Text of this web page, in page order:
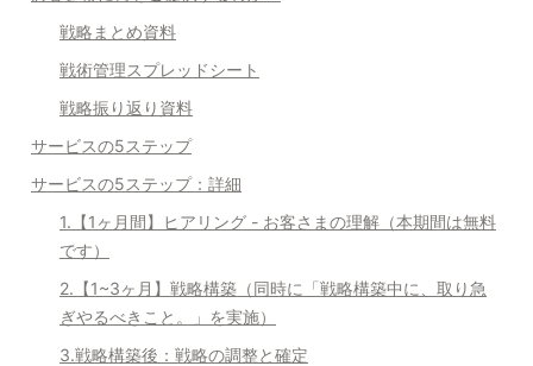
戦略まとめ資料
戦術管理スプレッドシート
戦略振り返り資料
サービスの5ステップ
サービスの5ステップ：詳細
1.【1ヶ月間】ヒアリング - お客さまの理解（本期間は無料
です）
2.【1~3ヶ月】戦略構築（同時に「戦略構築中に、取り急
ぎやるべきこと。
」を実施）
3.戦略構築後：戦略の調整と確定